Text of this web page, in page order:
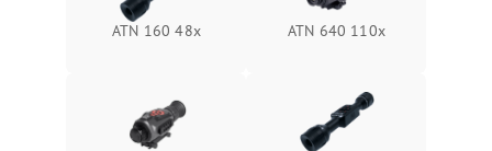
Поломка системы защиты
от перенапряжения
Подробнее →
ATN 160 48x ATN 640 110x